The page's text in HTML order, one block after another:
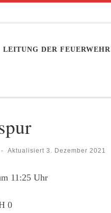
LEITUNG DER FEUERWEHR
- Aktualisiert 3. Dezember 2021
11:25 Uhr
0